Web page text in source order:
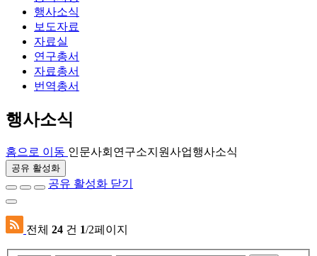
행사소식
보도자료
자료실
연구총서
자료총서
번역총서
행사소식
홈으로 이동 인문사회연구소지원사업행사소식
공유 활성화
공유 활성화 닫기
전체 24 건 1/2페이지